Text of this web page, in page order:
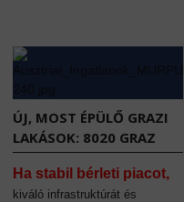
ÚJ, MOST ÉPÜLŐ GRAZI
LAKÁSOK: 8020 GRAZ
Ha stabil bérleti piacot,
kiváló infrastruktúrát és